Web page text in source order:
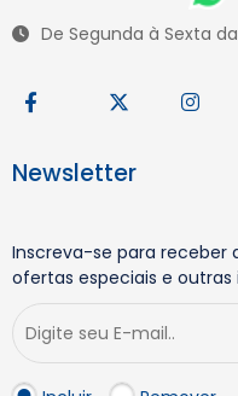
De Segunda à Sexta
Newsletter
Inscreva-se para receber
ofertas especiais e